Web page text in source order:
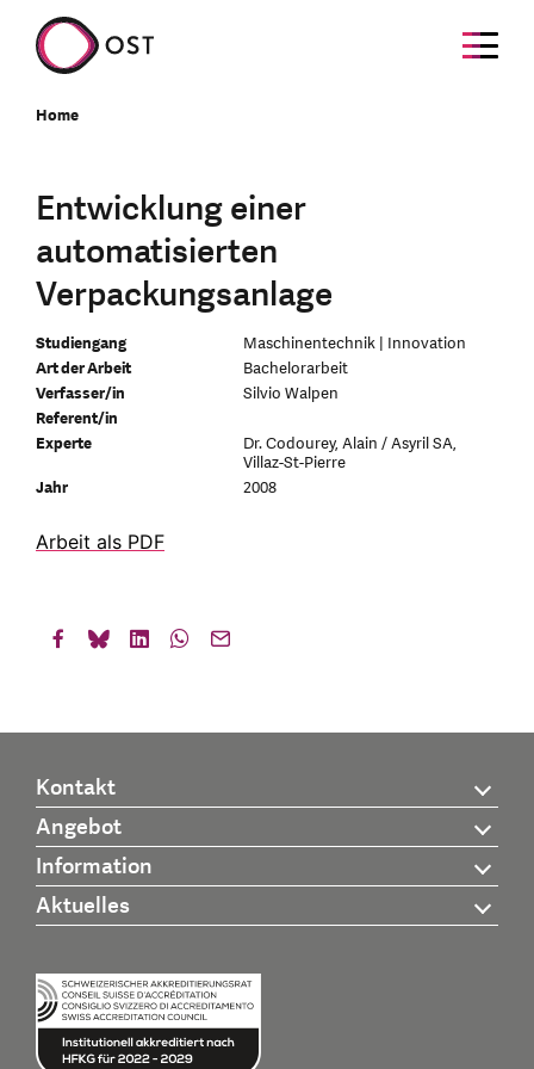
Home
Entwicklung einer
automatisierten
Verpackungsanlage
Studiengang
Maschinentechnik | Innovation
Art der Arbeit
Bachelorarbeit
Verfasser/in
Silvio Walpen
Referent/in
Experte
Dr. Codourey, Alain / Asyril SA,
Villaz-St-Pierre
Jahr
2008
Arbeit als PDF
Kontakt
Angebot
Information
Aktuelles